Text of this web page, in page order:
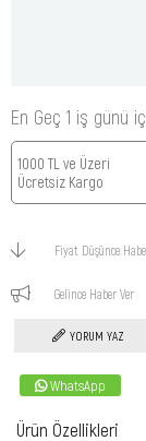
En Geç 1 iş günü
1000 TL ve Üzeri
Ücretsiz Kargo
Fiyat Düşünce
Gelince Haber Ver
YORUM YAZ
WhatsApp
Ürün Özellikleri